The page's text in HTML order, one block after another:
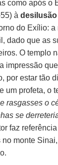
como após o
55) àdesilusão
do Exílio:
dado que as
O templo
impressão
por estar tão
um profeta, o
rasgasses o
se
faz referência
monte